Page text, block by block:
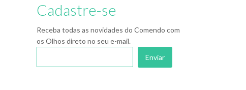
Cadastre-se
Receba todas as novidades do Comendo com
os Olhos direto no seu e-mail.